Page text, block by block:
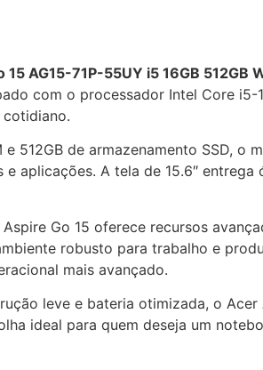
AG15-71P-55UY i5 16GB 512GB
com o processador Intel Core
e 512GB de armazenamento SSD,
aplicações. A tela de 15.6″
Aspire Go 15 oferece recursos
robusto para trabalho e
mais avançado.
leve e bateria otimizada, o
ideal para quem deseja um